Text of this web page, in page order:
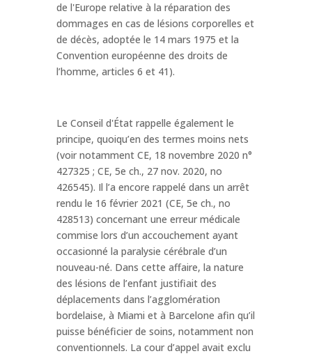
de l'Europe relative à la réparation des
dommages en cas de lésions corporelles et
de décès, adoptée le 14 mars 1975 et la
Convention européenne des droits de
l’homme, articles 6 et 41).
Le Conseil d'État rappelle également le
principe, quoiqu’en des termes moins nets
(voir notamment CE, 18 novembre 2020 n°
427325 ; CE, 5e ch., 27 nov. 2020, no
426545). Il l’a encore rappelé dans un arrêt
rendu le 16 février 2021 (CE, 5e ch., no
428513) concernant une erreur médicale
commise lors d’un accouchement ayant
occasionné la paralysie cérébrale d’un
nouveau-né. Dans cette affaire, la nature
des lésions de l’enfant justifiait des
déplacements dans l’agglomération
bordelaise, à Miami et à Barcelone afin qu’il
puisse bénéficier de soins, notamment non
conventionnels. La cour d’appel avait exclu